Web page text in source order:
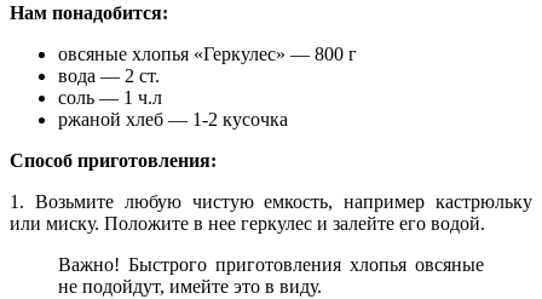
Нам понадобится:
овсяные хлопья «Геркулес» — 800 г
вода — 2 ст.
соль — 1 ч.л
ржаной хлеб — 1-2 кусочка
Способ приготовления:
1. Возьмите любую чистую емкость, например кастрюльку
или миску. Положите в нее геркулес и залейте его водой.
Важно! Быстрого приготовления хлопья овсяные
не подойдут, имейте это в виду.